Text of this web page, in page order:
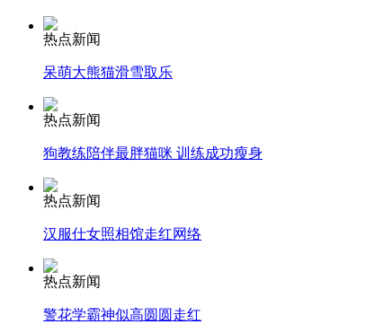
走！跟着总书记去植树
纽约上演“枕头大战”
热点新闻
呆萌大熊猫滑雪取乐
热点新闻
狗教练陪伴最胖猫咪 训练成功瘦身
热点新闻
汉服仕女照相馆走红网络
热点新闻
警花学霸神似高圆圆走红